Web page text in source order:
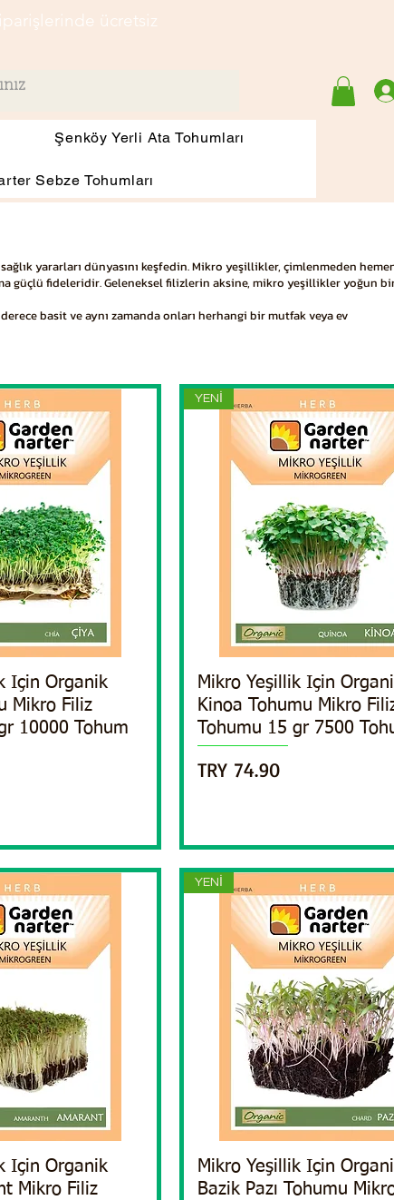
ücretsiz
Şenköy Yerli Ata Tohumları
Sebze Tohumları
yararları dünyasını keşfedin. Mikro yeşillikler, çimlenmeden
güçlü fideleridir. Geleneksel filizlerin aksine, mikro yeşillikler yoğun
basit ve aynı zamanda onları herhangi bir mutfak veya ev
View
Için Organik
Mikro Filiz
10000 Tohum
Quick View
YENİ
Mikro Yeşillik Için
Kinoa Tohumu Mikro
Tohumu 15 gr 7500
Price
TRY 74.90
View
Için Organik
Mikro Filiz
Quick View
YENİ
Mikro Yeşillik Için
Bazik Pazı Tohumu